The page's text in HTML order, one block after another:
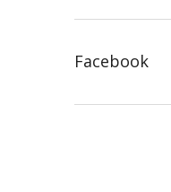
Facebook